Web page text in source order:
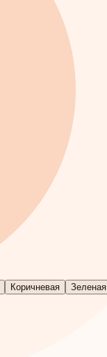
Коричневая Зеленая